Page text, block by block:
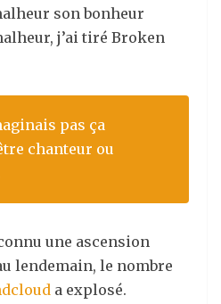
son bonheur
j’ai tiré Broken
pas ça
chanteur ou
une ascension
lendemain, le nombre
a explosé.